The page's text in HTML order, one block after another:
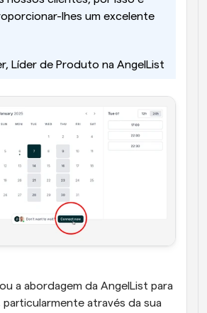
lhes um excelente
Líder de Produto na AngelList
a abordagem da AngelList para
através da sua